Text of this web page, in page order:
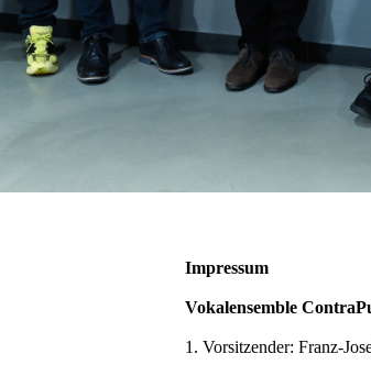
Impressum
Vokalensemble
1. Vorsitzender: Franz-